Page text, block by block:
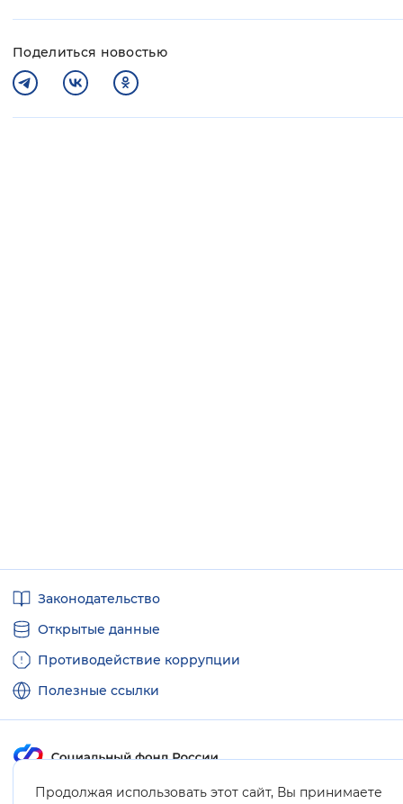
Поделиться новостью
Продолжая использовать этот сайт, Вы принимаете
ссылкиЗаконодательство
Открытые данные
Противодействие коррупции
Полезные ссылки
Карта сайта